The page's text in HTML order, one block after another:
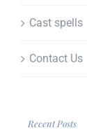
Cast spells
Contact Us
Recent Posts